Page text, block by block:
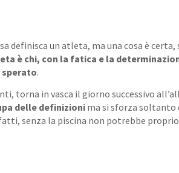
definisca un atleta, ma una cosa è certa,
è chi, con la fatica e la
.
torna in vasca il giorno successivo
delle definizioni ma si sforza soltanto
senza la piscina non potrebbe